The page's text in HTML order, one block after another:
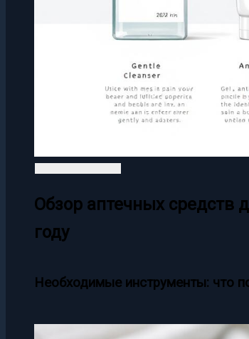
Обзор аптечных средств
году
Необходимые инструменты: что